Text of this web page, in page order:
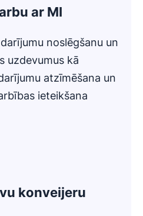
ar MI
noslēgšanu un
uzdevumus kā
atzīmēšana un
ieteikšana
konveijeru